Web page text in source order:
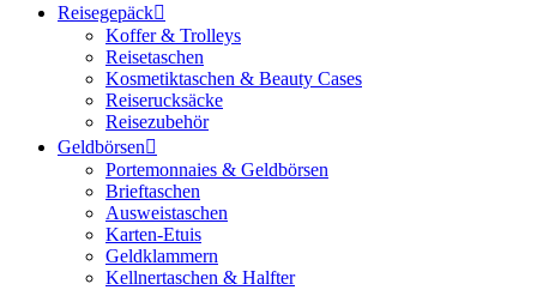
Reisegepäck
Koffer & Trolleys
Reisetaschen
Kosmetiktaschen & Beauty Cases
Reiserucksäcke
Reisezubehör
Geldbörsen
Portemonnaies & Geldbörsen
Brieftaschen
Ausweistaschen
Karten-Etuis
Geldklammern
Kellnertaschen & Halfter